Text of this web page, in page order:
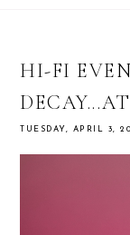
HI-FI
TUESDAY, APRIL 3,